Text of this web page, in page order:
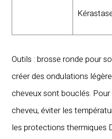
Outils : brosse ronde pour
créer des ondulations
cheveux sont bouclés.
cheveu, éviter les
les protections thermiques